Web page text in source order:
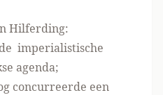
Hilferding:
imperialistische
agenda;
concurreerde een